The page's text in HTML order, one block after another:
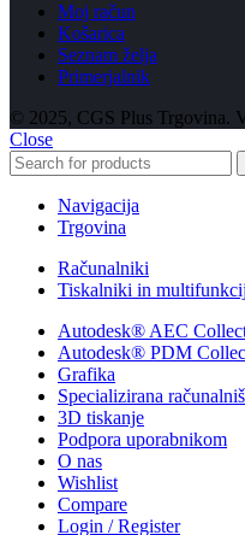
Moj račun
Košarica
Seznam želja
Primerjalnik
© 2025, CGS Plus Trgovina.
Close
Navigacija
Trgovina
Računalniki
Tiskalniki in
Autodesk® AEC
Autodesk® PDM
Grafika
Specializirana
3D tiskanje
Podpora uporabnikom
O nas
Wishlist
Compare
Login / Register